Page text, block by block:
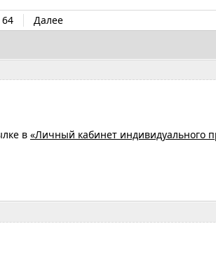
64 Далее
в «Личный кабинет индивидуального